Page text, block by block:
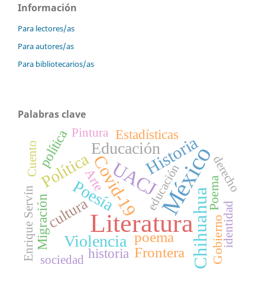
Información
Para lectores/as
Para autores/as
Para bibliotecarios/as
Palabras clave
Literatura
México
UACJ
Chihuahua
Historia
Covid-19
Poesía
Violencia
Educación
Política
cultura
poema
Frontera
Estadísticas
política
historia
Migración
Poema
Arte
Gobierno
sociedad
derecho
educación
identidad
Enrique Servín
Cuento
Pintura